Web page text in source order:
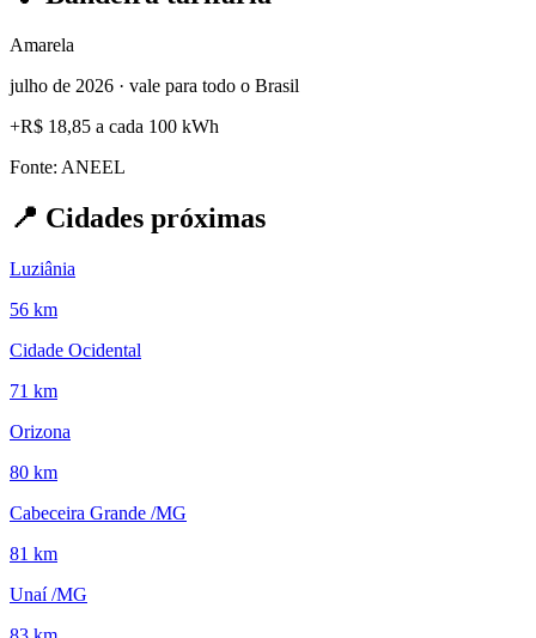
Amarela
julho de 2026 · vale para todo o Brasil
+R$ 18,85 a cada 100 kWh
Fonte: ANEEL
📍 Cidades próximas
Luziânia
56 km
Cidade Ocidental
71 km
Orizona
80 km
Cabeceira Grande /MG
81 km
Unaí /MG